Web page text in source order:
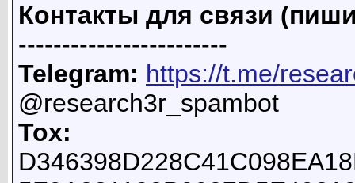
Контакты для связи
------------------------
Telegram: https://t.me/
@research3r_spambot
Tox: